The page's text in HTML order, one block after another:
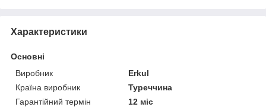
Характеристики
Основні
Виробник
Erkul
Країна виробник
Туреччина
Гарантійний термін
12 міс